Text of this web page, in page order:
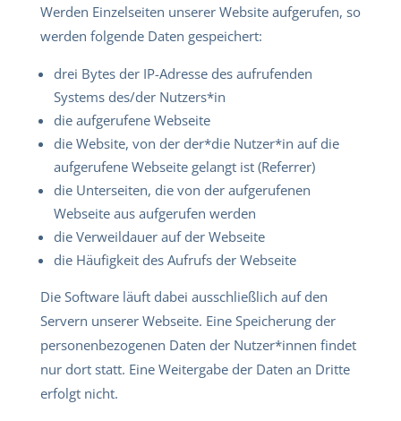
Werden Einzelseiten unserer Website aufgerufen, so
werden folgende Daten gespeichert:
drei Bytes der IP-Adresse des aufrufenden
Systems des/der Nutzers*in
die aufgerufene Webseite
die Website, von der der*die Nutzer*in auf die
aufgerufene Webseite gelangt ist (Referrer)
die Unterseiten, die von der aufgerufenen
Webseite aus aufgerufen werden
die Verweildauer auf der Webseite
die Häufigkeit des Aufrufs der Webseite
Die Software läuft dabei ausschließlich auf den
Servern unserer Webseite. Eine Speicherung der
personenbezogenen Daten der Nutzer*innen findet
nur dort statt. Eine Weitergabe der Daten an Dritte
erfolgt nicht.